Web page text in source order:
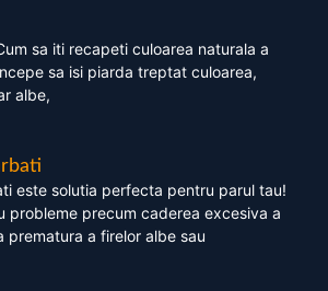
sa iti recapeti culoarea naturala a
sa isi piarda treptat culoarea,
albe,
este solutia perfecta pentru parul tau!
probleme precum caderea excesiva a
prematura a firelor albe sau